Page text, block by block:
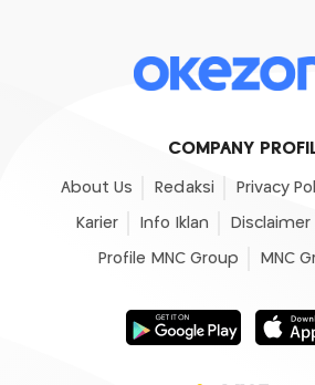
COMPANY
About Us Redaksi Privacy
Karier Info Iklan Disclaimer
Profile MNC Group MNC